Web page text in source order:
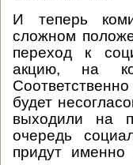
И теперь
сложном
переход к
акцию, на
будет
выходили на
очередь
придут